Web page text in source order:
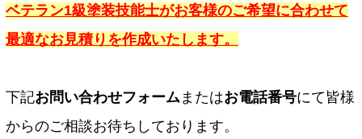
ベテラン1級塗装技能士がお客様のご希望に合わせて
最適なお見積りを作成いたします。
下記お問い合わせフォームまたはお電話番号にて皆様
からのご相談お待ちしております。